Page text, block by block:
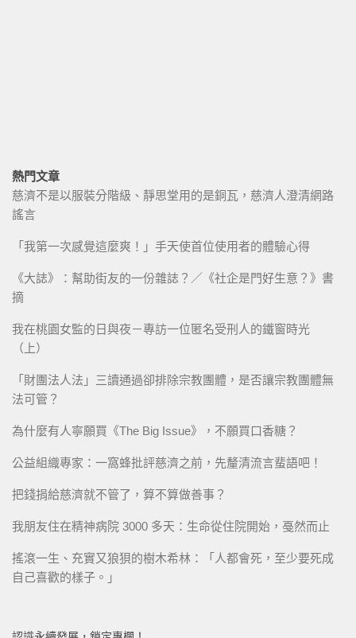
熱門文章
慈濟不是以服裝分階級、靜思堂用的是銅瓦，慈濟人澄清網路
謠言
「我第一次感覺這麼爽！」手天使首位使用者的體驗心得
《大誌》：幫助街友的一份雜誌？／《社企是門好生意？》書
摘
我在桃園女監的日與夜－專訪一位匿名受刑人的鐵窗時光
（上）
「財團法人法」三讀通過卻排除宗教團體，是否讓宗教團體無
法可管？
為什麼有人寧願買《The Big Issue》，不願買口香糖？
公益組織專家：一窩蜂批評慈濟之前，先釐清流言蜚語吧！
把錢捐給慈濟就不管了，算不算做善事？
我朋友住在精神病院 3000 多天：生命從住院開始，戞然而止
搖滾一生、充實又狼狽的樹木希林：「人都會死，至少要死成
自己喜歡的樣子。」